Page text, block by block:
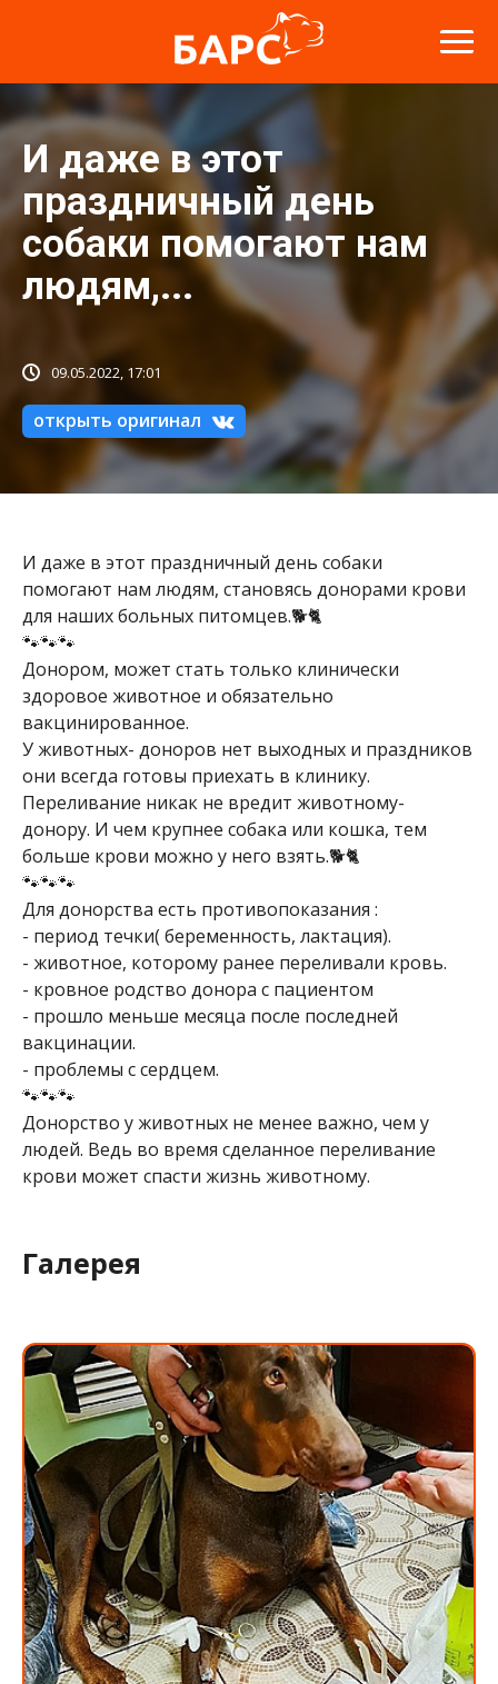
И даже в этот
праздничный день
собаки помогают нам
людям,...
09.05.2022, 17:01
открыть оригинал
И даже в этот праздничный день собаки
помогают нам людям, становясь донорами крови
для наших больных питомцев.🐕🐈
🐾🐾🐾
Донором, может стать только клинически
здоровое животное и обязательно
вакцинированное.
У животных- доноров нет выходных и праздников
они всегда готовы приехать в клинику.
Переливание никак не вредит животному-
донору. И чем крупнее собака или кошка, тем
больше крови можно у него взять.🐕🐈
🐾🐾🐾
Для донорства есть противопоказания :
- период течки( беременность, лактация).
- животное, которому ранее переливали кровь.
- кровное родство донора с пациентом
- прошло меньше месяца после последней
вакцинации.
- проблемы с сердцем.
🐾🐾🐾
Донорство у животных не менее важно, чем у
людей. Ведь во время сделанное переливание
крови может спасти жизнь животному.
Галерея